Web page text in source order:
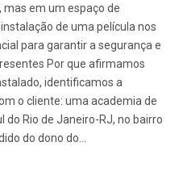
em um espaço de
de uma película nos
para garantir a segurança e
Por que afirmamos
identificamos a
o cliente: uma academia de
do Rio de Janeiro-RJ, no bairro
do dono do…